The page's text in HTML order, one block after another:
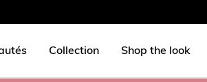
Collection Shop the look